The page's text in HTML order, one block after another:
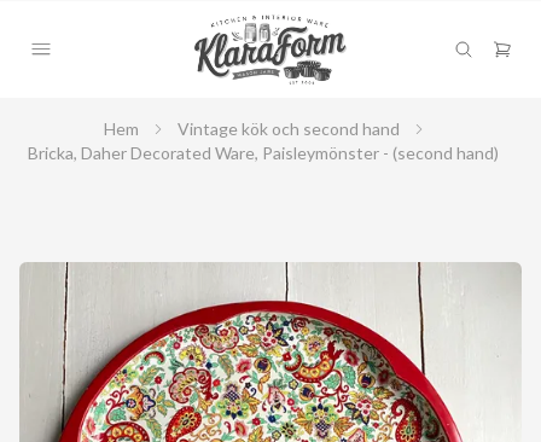
Hem
Vintage kök och second hand
Bricka, Daher Decorated Ware, Paisleymönster - (second hand)